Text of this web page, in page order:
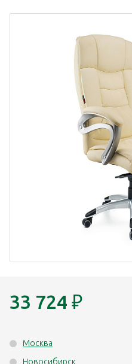
33 724 ₽
Москва
Новосибирск